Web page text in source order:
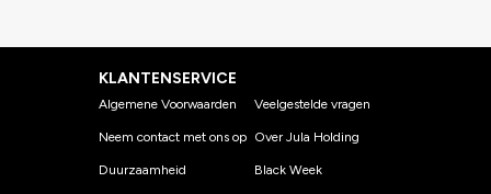
KLANTENSERVICE
Algemene Voorwaarden
Neem contact met ons op
Duurzaamheid
Veelgestelde vragen
Over Jula Holding
Black Week